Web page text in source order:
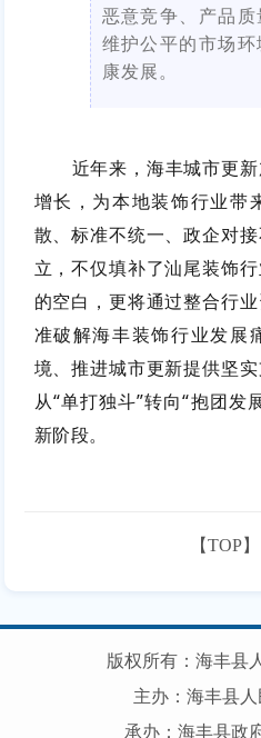
恶意竞争、产品质
维护公平的市场
康发展。
近年来，海丰城市更
增长，为本地装饰行业带
散、标准不统一、政企对
立，不仅填补了汕尾装饰
的空白，更将通过整合行
准破解海丰装饰行业发展
境、推进城市更新提供坚
从“单打独斗”转向“抱团发
新阶段。
【TOP】
版权所有：海丰县
主办：海丰县
承办：海丰县政